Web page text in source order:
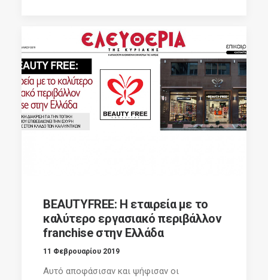
BEAUTYFREE: Η εταιρεία με το
καλύτερο εργασιακό περιβάλλον
franchise στην Ελλάδα
11 Φεβρουαρίου 2019
Αυτό αποφάσισαν και ψήφισαν οι